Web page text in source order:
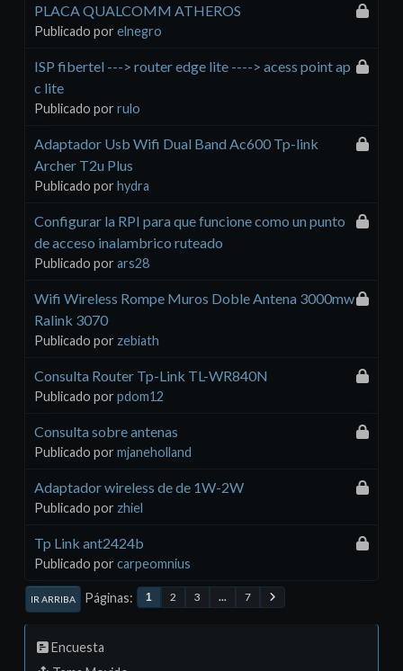
PLACA QUALCOMM ATHEROS
Publicado por elnegro
ISP fibertel ---> router edge lite ----> acess point ap
c lite
Publicado por rulo
Adaptador Usb Wifi Dual Band Ac600 Tp-link
Archer T2u Plus
Publicado por hydra
Configurar la RPI para que funcione como un punto
de acceso inalambrico ruteado
Publicado por ars28
Wifi Wireless Rompe Muros Doble Antena 3000mw
Ralink 3070
Publicado por zebiath
Consulta Router Tp-Link TL-WR840N
Publicado por pdom12
Consulta sobre antenas
Publicado por mjaneholland
Adaptador wireless de de 1W-2W
Publicado por zhiel
Tp Link ant2424b
Publicado por carpeomnius
IR ARRIBA Páginas 1 2 3 ... 7
Encuesta